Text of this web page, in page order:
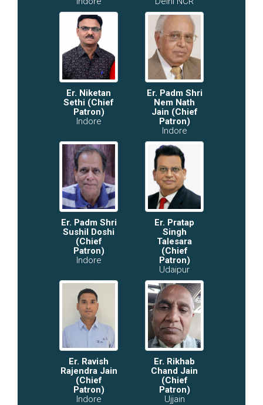
Er. Niketan
Sethi (Chief
Patron)
Indore
Er. Padm Shri
Nem Nath
Jain (Chief
Patron)
Indore
Er. Padm Shri
Sushil Doshi
(Chief
Patron)
Indore
Er. Pratap
Singh
Talesara
(Chief
Patron)
Udaipur
Er. Ravish
Rajendra Jain
(Chief
Patron)
Indore
Er. Rikhab
Chand Jain
(Chief
Patron)
Ujjain